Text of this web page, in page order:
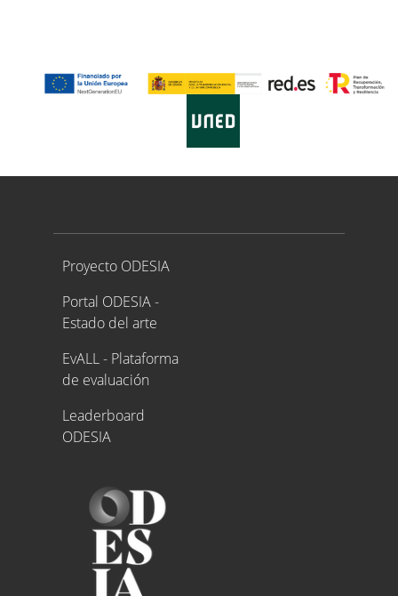
Proyecto ODESIA
Proyecto ODESIA
Portal ODESIA -
Estado del arte
EvALL - Plataforma
de evaluación
Leaderboard
ODESIA